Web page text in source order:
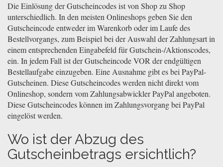
Die Einlösung der Gutscheincodes ist von Shop zu Shop
unterschiedlich. In den meisten Onlineshops geben Sie den
Gutscheincode entweder im Warenkorb oder im Laufe des
Bestellvorgangs, zum Beispiel bei der Auswahl der Zahlungsart in
einem entsprechenden Eingabefeld für Gutschein-/Aktionscodes,
ein. In jedem Fall ist der Gutscheincode VOR der endgültigen
Bestellaufgabe einzugeben. Eine Ausnahme gibt es bei PayPal-
Gutscheinen. Diese Gutscheincodes werden nicht direkt vom
Onlineshop, sondern vom Zahlungsabwickler PayPal angeboten.
Diese Gutscheincodes können im Zahlungsvorgang bei PayPal
eingelöst werden.
Wo ist der Abzug des
Gutscheinbetrags ersichtlich?